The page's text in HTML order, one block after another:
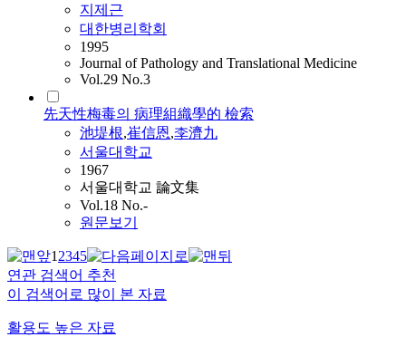
지제근
대한병리학회
1995
Journal of Pathology and Translational Medicine
Vol.29 No.3
先天性梅毒의 病理組織學的 檢索
池堤根,崔信恩,李濟九
서울대학교
1967
서울대학교 論文集
Vol.18 No.-
원문보기
12345
연관 검색어 추천
이 검색어로 많이 본 자료
활용도 높은 자료